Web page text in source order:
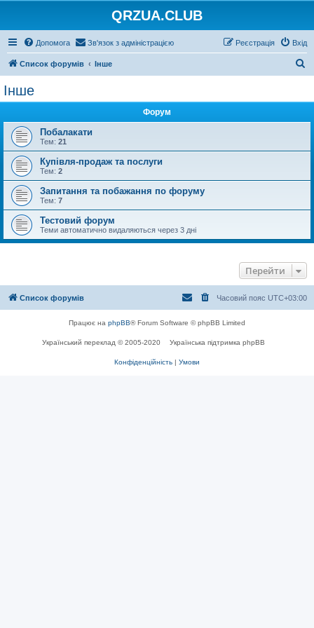
QRZUA.CLUB
Допомога Зв'язок з адміністрацією Вхід
Реєстрація
Список форумів Інше
Інше
Форум
Побалакати
Тем: 21
Купівля-продаж та послуги
Тем: 2
Запитання та побажання по форуму
Тем: 7
Тестовий форум
Теми автоматично видаляються через 3 дні
Перейти
Список форумів Часовий пояс UTC+03:00
Працює на phpBB® Forum Software © phpBB Limited
Український переклад © 2005-2020 Українська підтримка phpBB
Конфіденційність | Умови